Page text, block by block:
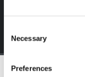
Selection
Necessary
Preferences